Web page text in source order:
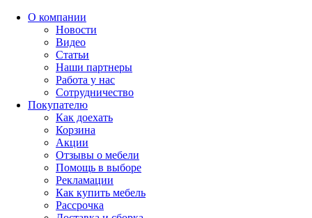
О компании
Новости
Видео
Статьи
Наши партнеры
Работа у нас
Сотрудничество
Покупателю
Как доехать
Корзина
Акции
Отзывы о мебели
Помощь в выборе
Рекламации
Как купить мебель
Рассрочка